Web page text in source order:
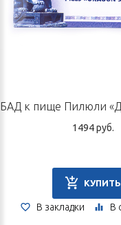
375.
1494 руб.
КУПИТЬ
В закладки В